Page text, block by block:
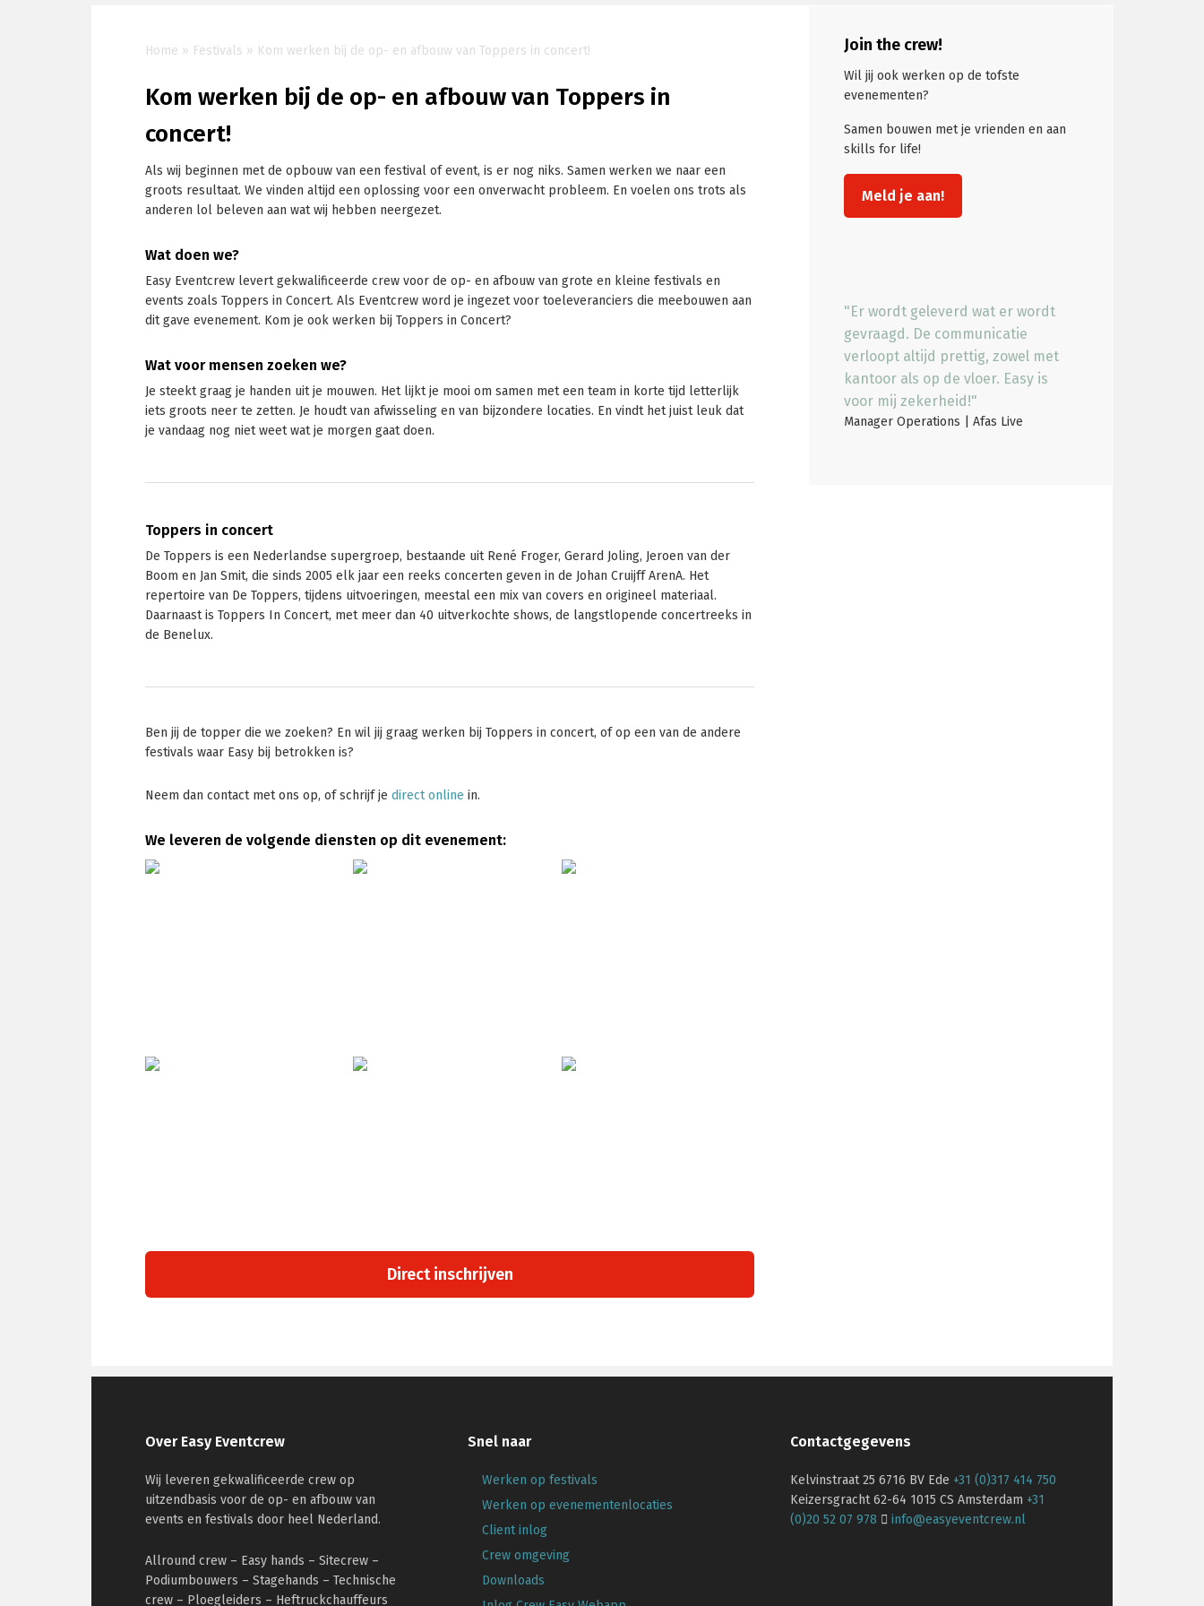
Home » Festivals » Kom werken bij de op- en afbouw van Toppers in concert!
Kom werken bij de op- en afbouw van Toppers in
concert!
Als wij beginnen met de opbouw van een festival of event, is er nog niks. Samen werken we naar een
groots resultaat. We vinden altijd een oplossing voor een onverwacht probleem. En voelen ons trots als
anderen lol beleven aan wat wij hebben neergezet.
Wat doen we?
Easy Eventcrew levert gekwalificeerde crew voor de op- en afbouw van grote en kleine festivals en
events zoals Toppers in Concert. Als Eventcrew word je ingezet voor toeleveranciers die meebouwen aan
dit gave evenement. Kom je ook werken bij Toppers in Concert?
Wat voor mensen zoeken we?
Je steekt graag je handen uit je mouwen. Het lijkt je mooi om samen met een team in korte tijd letterlijk
iets groots neer te zetten. Je houdt van afwisseling en van bijzondere locaties. En vindt het juist leuk dat
je vandaag nog niet weet wat je morgen gaat doen.
Toppers in concert
De Toppers is een Nederlandse supergroep, bestaande uit René Froger, Gerard Joling, Jeroen van der
Boom en Jan Smit, die sinds 2005 elk jaar een reeks concerten geven in de Johan Cruijff ArenA. Het
repertoire van De Toppers, tijdens uitvoeringen, meestal een mix van covers en origineel materiaal.
Daarnaast is Toppers In Concert, met meer dan 40 uitverkochte shows, de langstlopende concertreeks in
de Benelux.
Ben jij de topper die we zoeken? En wil jij graag werken bij Toppers in concert, of op een van de andere
festivals waar Easy bij betrokken is?
Neem dan contact met ons op, of schrijf je direct online in.
We leveren de volgende diensten op dit evenement:
Direct inschrijven
SidebarJoin the crew!
Wil jij ook werken op de tofste
evenementen?
Samen bouwen met je vrienden en aan
skills for life!
Meld je aan!
"Er wordt geleverd wat er wordt
gevraagd. De communicatie
verloopt altijd prettig, zowel met
kantoor als op de vloer. Easy is
voor mij zekerheid!"
Manager Operations | Afas Live
Over Easy Eventcrew
Wij leveren gekwalificeerde crew op
uitzendbasis voor de op- en afbouw van
events en festivals door heel Nederland.
Allround crew – Easy hands – Sitecrew –
Podiumbouwers – Stagehands – Technische
crew – Ploegleiders – Heftruckchauffeurs
Snel naar
Werken op festivals
Werken op evenementenlocaties
Client inlog
Crew omgeving
Downloads
Contactgegevens
Kelvinstraat 25 6716 BV Ede +31 (0)317 414 750
Keizersgracht 62-64 1015 CS Amsterdam +31
(0)20 52 07 978
info@easyeventcrew.nl